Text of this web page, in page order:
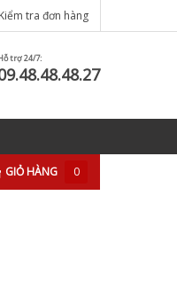
TOP 5 ĐỊA CHỈ ĐÀO TẠO
Kiểm tra đơn hàng
trợ 24/7:
GIỎ HÀNG 0